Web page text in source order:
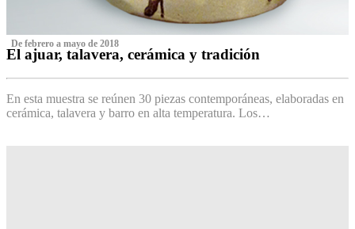
‌ De febrero a mayo de 2018
El ajuar, talavera, cerámica y tradición
En esta muestra se reúnen 30 piezas contemporáneas, elaboradas en
cerámica, talavera y barro en alta temperatura. Los…